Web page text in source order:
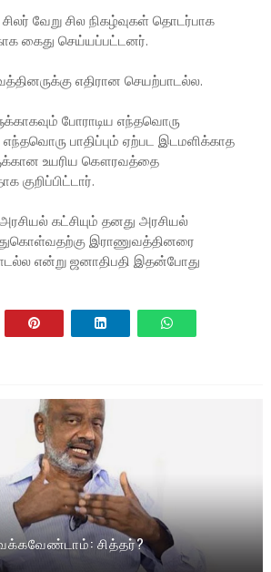
வேறு சில நிகழ்வுகள் தொடர்பாக
கைது செய்யப்பட்டனர்.
எதிரான செயற்பாடல்ல.
போராடிய எந்தவொரு
பாதிப்பும் ஏற்பட இடமளிக்காத
உயரிய கௌரவத்தை
குறிப்பிட்டார்.
கட்சியும் தனது அரசியல்
இராணுவத்தினரை
என்று ஜனாதிபதி இதன்போது
சித்தர்?